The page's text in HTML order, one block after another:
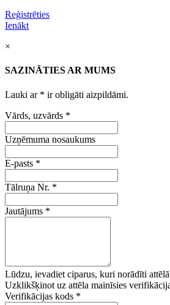
Reģistrēties
Ienākt
×
SAZINĀTIES AR MUMS
Lauki ar * ir obligāti aizpildāmi.
Vārds, uzvārds *
Uzņēmuma nosaukums
E-pasts *
Tālruņa Nr. *
Jautājums *
Lūdzu, ievadiet ciparus, kuri norādīti
Uzklikšķinot uz attēla mainīsies
Verifikācijas kods *